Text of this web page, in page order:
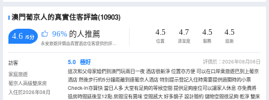
澳門葡京人的真實住客評論(10903)
4.6 /5分 96% 的人推薦
永安旅遊評價由真實酒店住客提供的評價。
4.5
位置
4.7
清潔度
4.5
服務
4.5
設施
訪客
家庭旅遊
葡京人高級雙床房
入住於2026年08月
5.0 極好
評價於：2026年08月08日
這次和父母家姐們到澳門玩兩日一夜 酒店很新淨 位置亦方便 可以在口岸乘旅遊巴到上葡京
酒店 然後步行約5分鐘距離到達葡京人酒店 特別提示登記入住時需要提供過關時的小票
Check-in亦算快 當日人多 大堂有足夠的等候空間 提供足夠座位可以讓家人休息 亦免費將
退房時間延後至12點 房間沒有異味 空間感大 好多鏡子 設計簡約 儲物空間很足夠 乾淨 雙床